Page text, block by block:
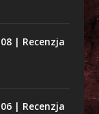
| Recenzja
| Recenzja